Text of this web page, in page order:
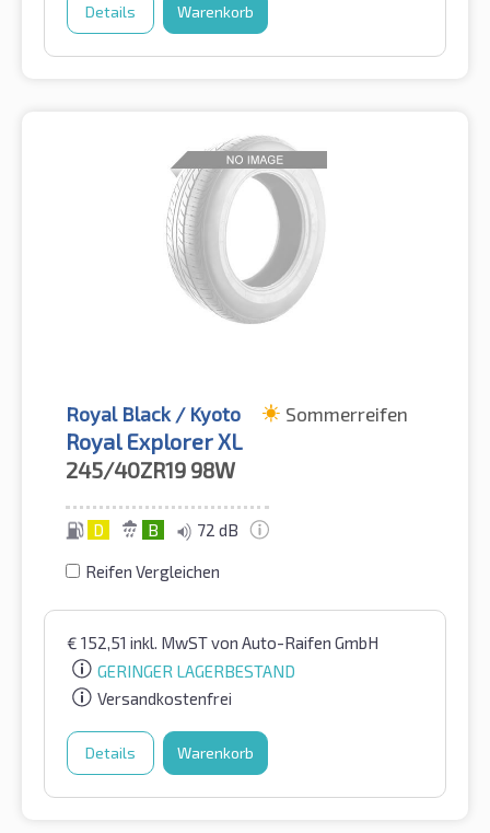
Details Warenkorb
Royal Black / Kyoto Sommerreifen
Royal Explorer XL
245/40ZR19 98W
D B 72 dB
Reifen Vergleichen
€ 152,51 inkl. MwSTvon Auto-Raifen GmbH
GERINGER LAGERBESTAND
Versandkostenfrei
Details Warenkorb